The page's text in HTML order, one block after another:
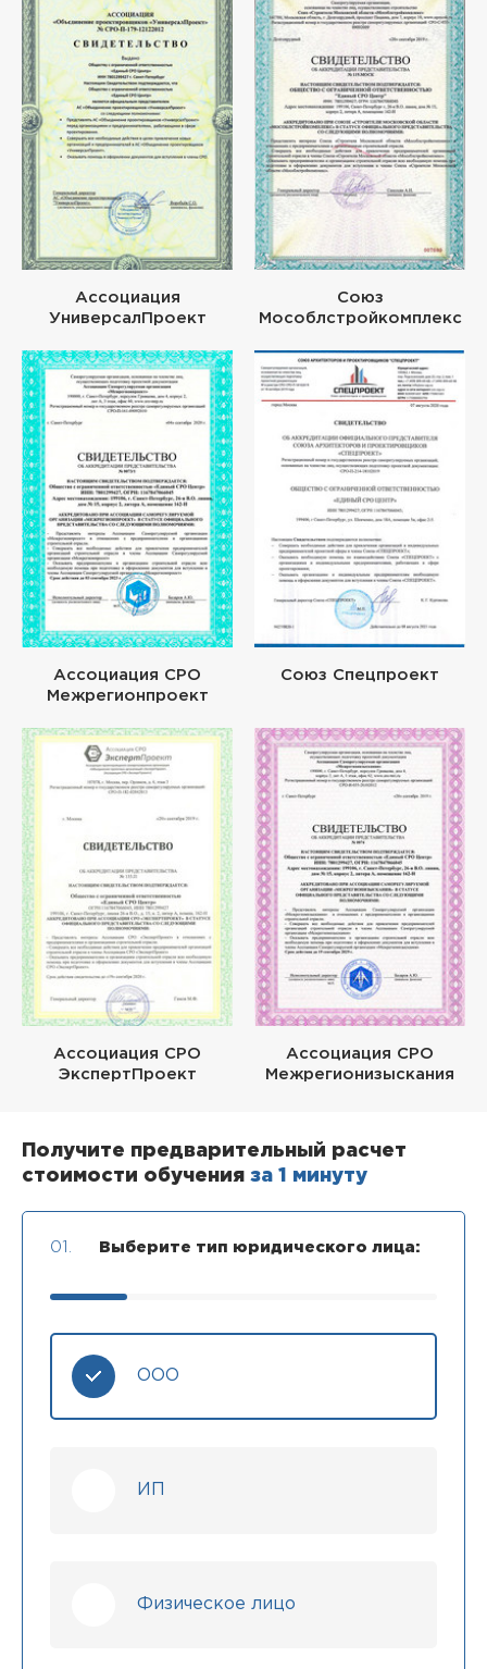
Ассоциация
УниверсалПроект
Союз
Мособлстройкомплекс
Ассоциация СРО
Межрегионпроект
Союз Спецпроект
Ассоциация СРО
ЭкспертПроект
Ассоциация СРО
Межрегионизыскания
Получите предварительный расчет
стоимости обучения за 1 минуту
01. Выберите тип юридического лица:
ООО
ИП
Физическое лицо